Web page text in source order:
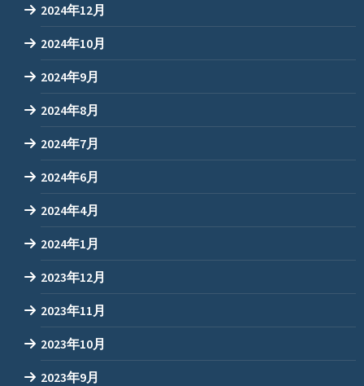
2024年12月
2024年10月
2024年9月
2024年8月
2024年7月
2024年6月
2024年4月
2024年1月
2023年12月
2023年11月
2023年10月
2023年9月